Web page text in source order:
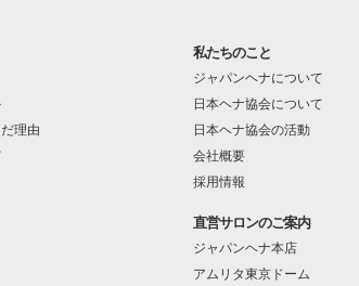
理由
私たちのこと
ジャパンヘナについて
日本ヘナ協会について
日本ヘナ協会の活動
会社概要
採用情報
直営サロンのご案内
ジャパンヘナ本店
アムリタ東京ドーム